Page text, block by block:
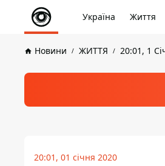
Україна Життя
Новини ЖИТТЯ 20:01, 1
20:01, 01 січня 2020